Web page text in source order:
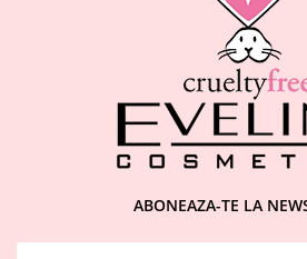
ABONEAZA-TE LA